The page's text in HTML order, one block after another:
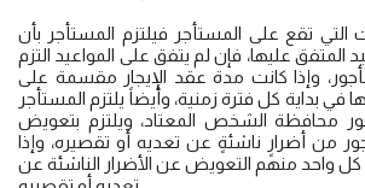
التي تقع على المستأجر فيلتزم المستأجر بأن
المتفق عليها، فإن لم يتفق على المواعيد التزم
وإذا كانت مدة عقد الإيجار مقسمة على
في بداية كل فترة زمنية، وأيضاً يلتزم المستأجر
محافظة الشخص المعتاد، ويلتزم بتعويض
من أضرارٍ ناشئةٍ عن تعديه أو تقصيره، وإذا
واحد منهم التعويض عن الأضرار الناشئة عن